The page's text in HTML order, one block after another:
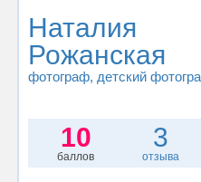
Наталия
Рожанская
фотограф, детский
10
баллов
3
отзыва